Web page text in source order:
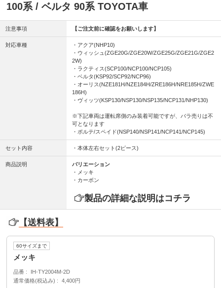
100系 / ベルタ 90系 TOYOTA車
注意事項 【ご注文前に確認をお願いします】
対応車種
・アクア(NHP10)
・ウィッシュ(ZGE20G/ZGE20W/ZGE25G/ZGE21G/ZGE2
2W)
・ラクティス(SCP100/NCP100/NCP105)
・ベルタ(KSP92/SCP92/NCP96)
・オーリス(NZE181H/NZE184H/ZRE186H/NRE185H/ZWE
186H)
・ヴィッツ(KSP130/NSP130/NSP135/NCP131/NHP130)
※下記車両は運転席側のみ装着可能ですが、バラ売りは不
可となります
・ポルテ/スペイド(NSP140/NSP141/NCP141/NCP145)
セット内容 ・本体左右セット(2ピース)
商品説明
バリエーション
・メッキ
・カーボン
製品の詳細な説明はコチラ
【送料表】
60サイズまで
メッキ
品番
IH-TY2004M-2D
通常価格(税込み)
4,400円